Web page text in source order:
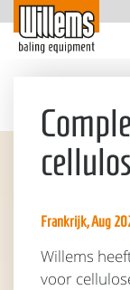
Frankrijk, Aug
Willems
voor